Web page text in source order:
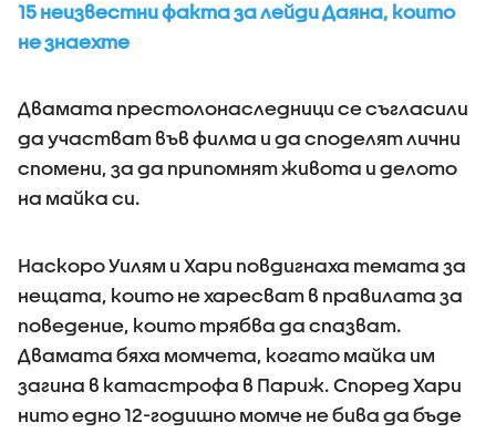
15 неизвестни факта за лейди Даяна, които
не знаехте
Двамата престолонаследници се съгласили
да участват във филма и да споделят лични
спомени, за да припомнят живота и делото
на майка си.
Наскоро Уилям и Хари повдигнаха темата за
нещата, които не харесват в правилата за
поведение, които трябва да спазват.
Двамата бяха момчета, когато майка им
загина в катастрофа в Париж. Според Хари
нито едно 12-годишно момче не бива да бъде